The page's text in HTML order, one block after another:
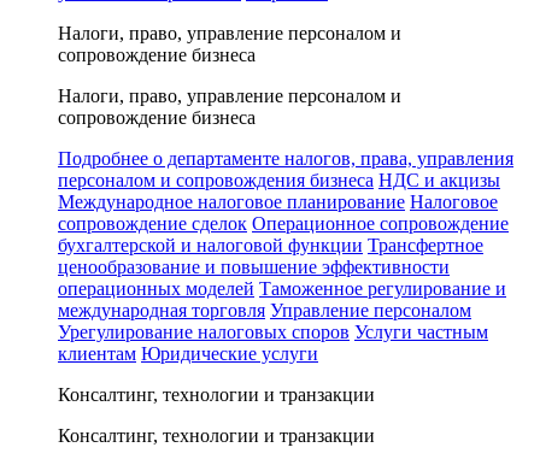
Налоги, право, управление персоналом и
сопровождение бизнеса
Налоги, право, управление персоналом и
сопровождение бизнеса
Подробнее о департаменте налогов, права, управления
персоналом и сопровождения бизнеса НДС и акцизы
Международное налоговое планирование Налоговое
сопровождение сделок Операционное сопровождение
бухгалтерской и налоговой функции Трансфертное
ценообразование и повышение эффективности
операционных моделей Таможенное регулирование и
международная торговля Управление персоналом
Урегулирование налоговых споров Услуги частным
клиентам Юридические услуги
Консалтинг, технологии и транзакции
Консалтинг, технологии и транзакции